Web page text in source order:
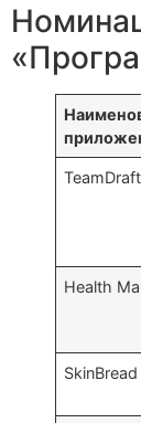
TeamDraft
Health
SkinBread